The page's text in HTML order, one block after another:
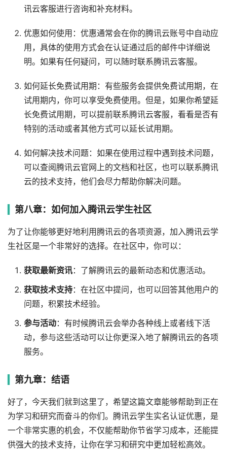
讯云客服进行咨询和补充材料。
优惠如何使用：优惠通常会在你的腾讯云账号中自动应
用，具体的使用方式会在认证通过后的邮件中详细说
明。如果有任何疑问，可以随时联系腾讯云客服。
如何延长免费试用期：有些服务会提供免费试用期，在
试用期内，你可以享受免费使用。但是，如果你希望延
长免费试用期，可以提前联系腾讯云客服，看看是否有
特别的活动或者其他方式可以延长试用期。
如何解决技术问题：如果在使用过程中遇到技术问题，
可以查阅腾讯云官网上的文档和社区，也可以联系腾讯
云的技术支持，他们会尽力帮助你解决问题。
第八章：如何加入腾讯云学生社区
为了让你能够更好地利用腾讯云的各项资源，加入腾讯云学
生社区是一个非常好的选择。在社区中，你可以：
获取最新资讯：了解腾讯云的最新动态和优惠活动。
获取技术支持：在社区中提问，也可以回答其他用户的
问题，积累技术经验。
参与活动：有时候腾讯云会举办各种线上或者线下活
动，参与这些活动可以让你更深入地了解腾讯云的各项
服务。
第九章：结语
好了，今天我们就到这里了，希望这篇文章能够帮助到正在
为学习和研究而奋斗的你们。腾讯云学生实名认证优惠，是
一个非常实惠的机会，不仅能帮助你节省学习成本，还能提
供强大的技术支持，让你在学习和研究中更加轻松高效。